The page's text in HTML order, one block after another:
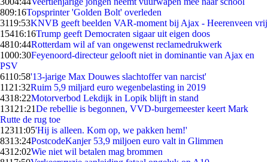
809:16Topsprinter 'Golden Bolt' overleden
3119:53KNVB geeft beelden VAR-moment bij Ajax - Heerenveen vrij
15416:16Trump geeft Democraten sigaar uit eigen doos
4810:44Rotterdam wil af van ongewenst reclamedrukwerk
1000:30Feyenoord-directeur gelooft niet in dominantie van Ajax en
PSV
6110:58'13-jarige Max Douwes slachtoffer van narcist'
11 21:32Ruim 5,9 miljard euro wegenbelasting in 2019
4318:22Motorverbod Lekdijk in Lopik blijft in stand
131 21:21De rebellie is begonnen, VVD-burgemeester keert Mark
Rutte de rug toe
12311:05'Hij is alleen. Kom op, we pakken hem!'
8313:24PostcodeKanjer 53,9 miljoen euro valt in Glimmen
4312:02Wie niet wil betalen mag brommen